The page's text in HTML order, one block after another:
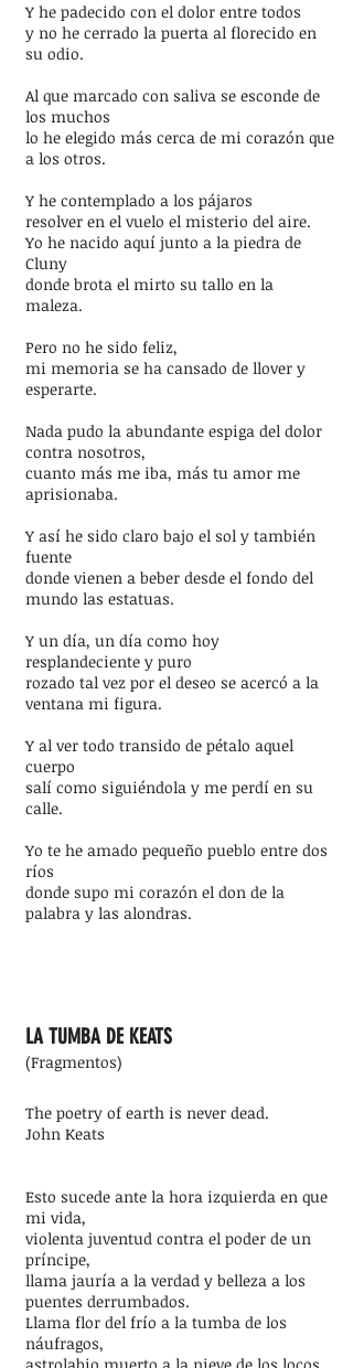
Y he padecido con el dolor entre todos
y no he cerrado la puerta al florecido en
su odio.
Al que marcado con saliva se esconde de
los muchos
lo he elegido más cerca de mi corazón que
a los otros.
Y he contemplado a los pájaros
resolver en el vuelo el misterio del aire.
Yo he nacido aquí junto a la piedra de
Cluny
donde brota el mirto su tallo en la
maleza.
Pero no he sido feliz,
mi memoria se ha cansado de llover y
esperarte.
Nada pudo la abundante espiga del dolor
contra nosotros,
cuanto más me iba, más tu amor me
aprisionaba.
Y así he sido claro bajo el sol y también
fuente
donde vienen a beber desde el fondo del
mundo las estatuas.
Y un día, un día como hoy
resplandeciente y puro
rozado tal vez por el deseo se acercó a la
ventana mi figura.
Y al ver todo transido de pétalo aquel
cuerpo
salí como siguiéndola y me perdí en su
calle.
Yo te he amado pequeño pueblo entre dos
ríos
donde supo mi corazón el don de la
palabra y las alondras.
LA TUMBA DE KEATS
(Fragmentos)
The poetry of earth is never dead.
John Keats
Esto sucede ante la hora izquierda en que
mi vida,
violenta juventud contra el poder de un
príncipe,
llama jauría a la verdad y belleza a los
puentes derrumbados.
Llama flor del frío a la tumba de los
náufragos,